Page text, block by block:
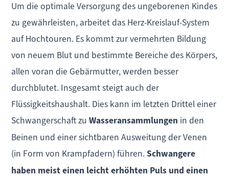
Um die optimale Versorgung des ungeborenen Kindes
zu gewährleisten, arbeitet das Herz-Kreislauf-System
auf Hochtouren. Es kommt zur vermehrten Bildung
von neuem Blut und bestimmte Bereiche des Körpers,
allen voran die Gebärmutter, werden besser
durchblutet. Insgesamt steigt auch der
Flüssigkeitshaushalt. Dies kann im letzten Drittel einer
Schwangerschaft zuWasseransammlungen in den
Beinen und einer sichtbaren Ausweitung der Venen
(in Form von Krampfadern) führen.Schwangere
haben meist einen leicht erhöhten Puls und einen